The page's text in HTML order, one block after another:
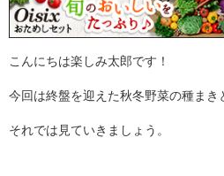
こんにちは楽しみ太郎です！
今回は終盤を迎えた秋冬野菜の種まき
それでは見ていきましょう。